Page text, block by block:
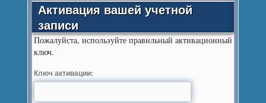
Активация вашей учетной
записи
Пожалуйста, используйте правильный активационный
ключ.
Ключ активации: